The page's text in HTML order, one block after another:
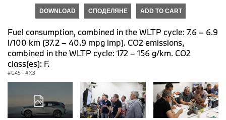
DOWNLOAD СПОДЕЛЯНЕ ADD TO CART
Fuel consumption, combined in the WLTP cycle: 7.6 – 6.9
l/100 km (37.2 – 40.9 mpg imp). CO2 emissions,
combined in the WLTP cycle: 172 – 156 g/km. CO2
class(es): F.
G45 · X3